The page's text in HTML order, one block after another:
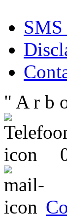
" A r b